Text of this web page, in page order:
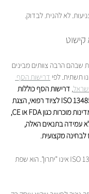
לא להניח. לבדוק.
קישוט
שבהם הרבה צוותים מבינים
תשתית. לפי דרישות הסף
, דרישות הסף כוללות
חובה להסמכה לתקן ISO 13485 לציוד רפואי, הצגת
אישורים רגולטוריים ממדינות מוכרות כגון FDA או CE,
עמידה בתנאים האלה,
מקצועית.
זו נקודה חשובה. ISO 13485 אינו "יתרון". הוא שפת